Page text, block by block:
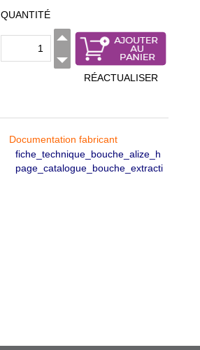
QUANTITÉ
RÉACTUALISER
Documentation fabricant
fiche_technique_bouche_alize_h
page_catalogue_bouche_extracti